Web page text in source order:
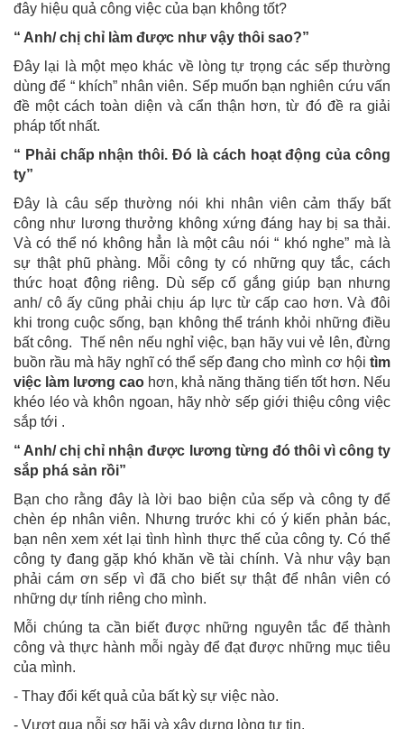
đây hiệu quả công việc của bạn không tốt?
“ Anh/ chị chỉ làm được như vậy thôi sao?”
Đây lại là một mẹo khác về lòng tự trọng các sếp thường
dùng để “ khích” nhân viên. Sếp muốn bạn nghiên cứu vấn
đề một cách toàn diện và cẩn thận hơn, từ đó đề ra giải
pháp tốt nhất.
“ Phải chấp nhận thôi. Đó là cách hoạt động của công
ty”
Đây là câu sếp thường nói khi nhân viên cảm thấy bất
công như lương thưởng không xứng đáng hay bị sa thải.
Và có thể nó không hẳn là một câu nói “ khó nghe” mà là
sự thật phũ phàng. Mỗi công ty có những quy tắc, cách
thức hoạt động riêng. Dù sếp cố gắng giúp bạn nhưng
anh/ cô ấy cũng phải chịu áp lực từ cấp cao hơn. Và đôi
khi trong cuộc sống, bạn không thể tránh khỏi những điều
bất công. Thế nên nếu nghỉ việc, bạn hãy vui vẻ lên, đừng
buồn rầu mà hãy nghĩ có thể sếp đang cho mình cơ hội tìm
việc làm lương cao hơn, khả năng thăng tiến tốt hơn. Nếu
khéo léo và khôn ngoan, hãy nhờ sếp giới thiệu công việc
sắp tới .
“ Anh/ chị chỉ nhận được lương từng đó thôi vì công ty
sắp phá sản rồi”
Bạn cho rằng đây là lời bao biện của sếp và công ty để
chèn ép nhân viên. Nhưng trước khi có ý kiến phản bác,
bạn nên xem xét lại tình hình thực thế của công ty. Có thể
công ty đang gặp khó khăn về tài chính. Và như vậy bạn
phải cám ơn sếp vì đã cho biết sự thật để nhân viên có
những dự tính riêng cho mình.
Mỗi chúng ta cần biết được những nguyên tắc để thành
công và thực hành mỗi ngày để đạt được những mục tiêu
của mình.
- Thay đổi kết quả của bất kỳ sự việc nào.
- Vượt qua nỗi sợ hãi và xây dựng lòng tự tin.